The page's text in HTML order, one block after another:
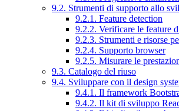
9.2. Strumenti di supporto allo
9.2.1. Feature detection
9.2.2. Verificare le feature
9.2.3. Strumenti e risorse
9.2.4. Supporto browser
9.2.5. Misurare le
9.3. Catalogo del riuso
9.4. Sviluppare con il design
9.4.1. Il framework
9.4.2. Il kit di sviluppo